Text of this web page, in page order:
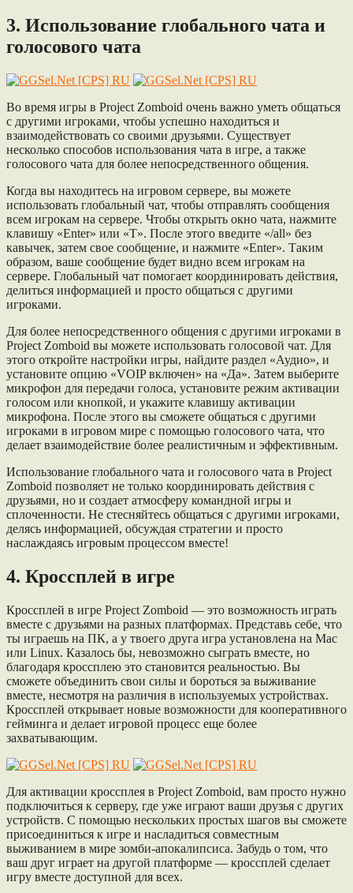
3. Использование глобального чата и
голосового чата
Во время игры в Project Zomboid очень важно уметь общаться
с другими игроками, чтобы успешно находиться и
взаимодействовать со своими друзьями. Существует
несколько способов использования чата в игре, а также
голосового чата для более непосредственного общения.
Когда вы находитесь на игровом сервере, вы можете
использовать глобальный чат, чтобы отправлять сообщения
всем игрокам на сервере. Чтобы открыть окно чата, нажмите
клавишу «Enter» или «T». После этого введите «/all» без
кавычек, затем свое сообщение, и нажмите «Enter». Таким
образом, ваше сообщение будет видно всем игрокам на
сервере. Глобальный чат помогает координировать действия,
делиться информацией и просто общаться с другими
игроками.
Для более непосредственного общения с другими игроками в
Project Zomboid вы можете использовать голосовой чат. Для
этого откройте настройки игры, найдите раздел «Аудио», и
установите опцию «VOIP включен» на «Да». Затем выберите
микрофон для передачи голоса, установите режим активации
голосом или кнопкой, и укажите клавишу активации
микрофона. После этого вы сможете общаться с другими
игроками в игровом мире с помощью голосового чата, что
делает взаимодействие более реалистичным и эффективным.
Использование глобального чата и голосового чата в Project
Zomboid позволяет не только координировать действия с
друзьями, но и создает атмосферу командной игры и
сплоченности. Не стесняйтесь общаться с другими игроками,
делясь информацией, обсуждая стратегии и просто
наслаждаясь игровым процессом вместе!
4. Кроссплей в игре
Кроссплей в игре Project Zomboid — это возможность играть
вместе с друзьями на разных платформах. Представь себе, что
ты играешь на ПК, а у твоего друга игра установлена на Mac
или Linux. Казалось бы, невозможно сыграть вместе, но
благодаря кроссплею это становится реальностью. Вы
сможете объединить свои силы и бороться за выживание
вместе, несмотря на различия в используемых устройствах.
Кроссплей открывает новые возможности для кооперативного
гейминга и делает игровой процесс еще более
захватывающим.
Для активации кроссплея в Project Zomboid, вам просто нужно
подключиться к серверу, где уже играют ваши друзья с других
устройств. С помощью нескольких простых шагов вы сможете
присоединиться к игре и насладиться совместным
выживанием в мире зомби-апокалипсиса. Забудь о том, что
ваш друг играет на другой платформе — кроссплей сделает
игру вместе доступной для всех.